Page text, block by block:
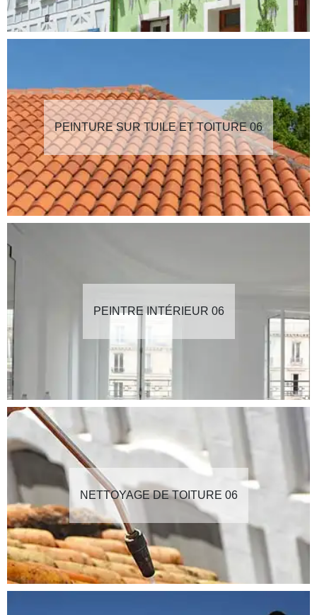
PEINTURE SUR TUILE ET TOITURE 06
PEINTRE INTÉRIEUR 06
NETTOYAGE DE TOITURE 06